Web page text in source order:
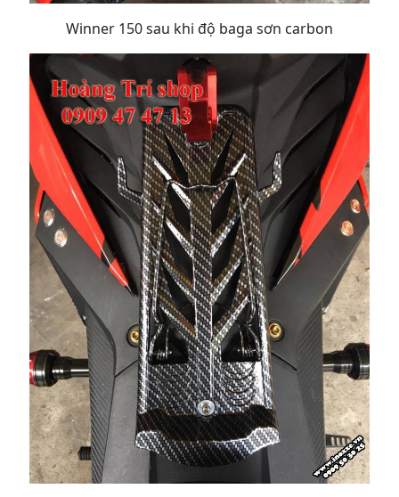
Winner 150 sau khi độ baga sơn carbon